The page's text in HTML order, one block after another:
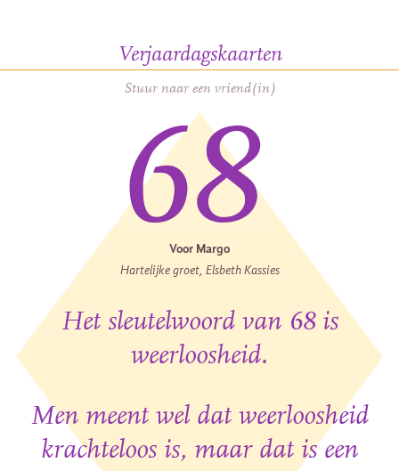
Verjaardagskaarten
Stuur naar een vriend(in)
68
Voor Margo
Hartelijke groet, Elsbeth Kassies
Het sleutelwoord van 68 is
weerloosheid.
Men meent wel dat weerloosheid
krachteloos is, maar dat is een